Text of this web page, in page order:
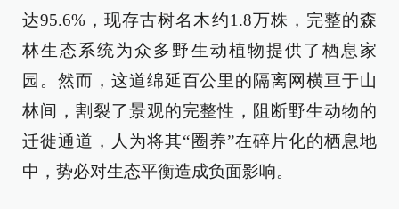
达95.6%，现存古树名木约1.8万株，完整的森
林生态系统为众多野生动植物提供了栖息家
园。然而，这道绵延百公里的隔离网横亘于山
林间，割裂了景观的完整性，阻断野生动物的
迁徙通道，人为将其“圈养”在碎片化的栖息地
中，势必对生态平衡造成负面影响。